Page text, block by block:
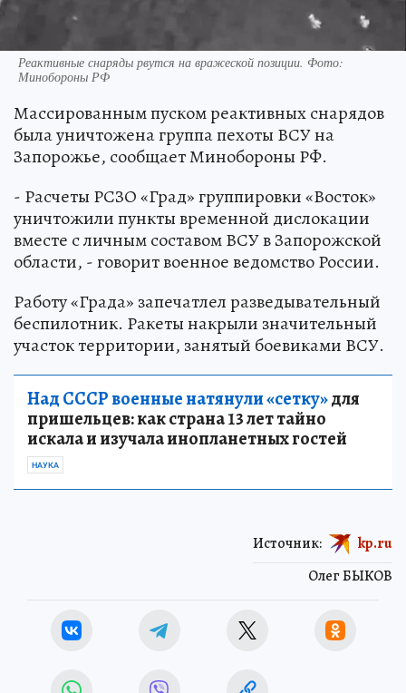
Реактивные снаряды рвутся на вражеской позиции. Фото:
Минобороны РФ
Массированным пуском реактивных снарядов
была уничтожена группа пехоты ВСУ на
Запорожье, сообщает Минобороны РФ.
- Расчеты РСЗО «Град» группировки «Восток»
уничтожили пункты временной дислокации
вместе с личным составом ВСУ в Запорожской
области, - говорит военное ведомство России.
Работу «Града» запечатлел разведывательный
беспилотник. Ракеты накрыли значительный
участок территории, занятый боевиками ВСУ.
Над СССР военные натянули «сетку»для
пришельцев: как страна 13 лет тайно
искала и изучала инопланетных гостей
НАУКА
Олег БЫКОВ
Источник: kp.ru